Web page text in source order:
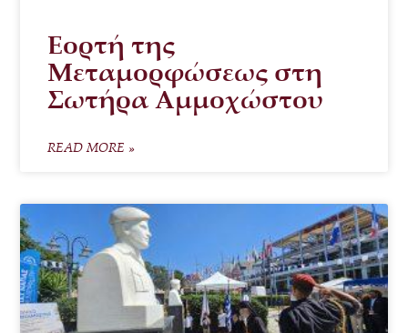
Εορτή της
Μεταμορφώσεως στη
Σωτήρα Αμμοχώστου
READ MORE »